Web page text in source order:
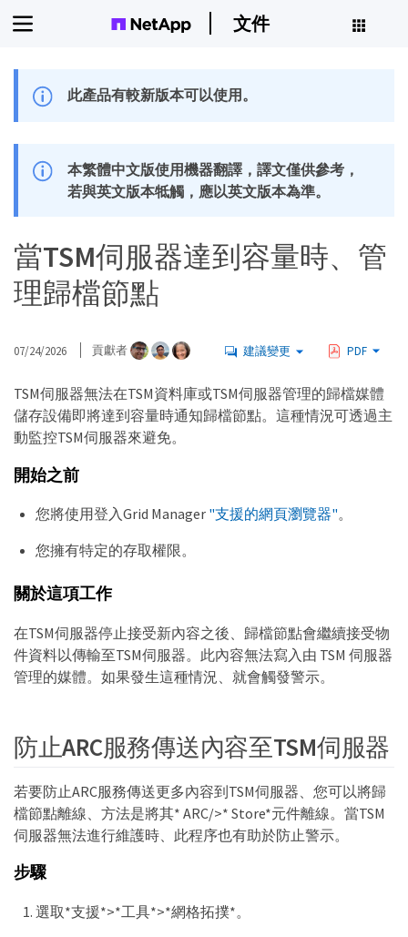
文件
此產品有較新版本可以使用。
本繁體中文版使用機器翻譯，譯文僅供參考，
若與英文版本牴觸，應以英文版本為準。
當TSM伺服器達到容量時、管
理歸檔節點
07/24/2026 貢獻者 建議變更 PDF
TSM伺服器無法在TSM資料庫或TSM伺服器管理的歸檔媒體
儲存設備即將達到容量時通知歸檔節點。這種情況可透過主
動監控TSM伺服器來避免。
開始之前
您將使用登入Grid Manager "支援的網頁瀏覽器"。
您擁有特定的存取權限。
關於這項工作
在TSM伺服器停止接受新內容之後、歸檔節點會繼續接受物
件資料以傳輸至TSM伺服器。此內容無法寫入由 TSM 伺服器
管理的媒體。如果發生這種情況、就會觸發警示。
防止ARC服務傳送內容至TSM伺服器
若要防止ARC服務傳送更多內容到TSM伺服器、您可以將歸
檔節點離線、方法是將其* ARC/>* Store*元件離線。當TSM
伺服器無法進行維護時、此程序也有助於防止警示。
步驟
選取*支援*>*工具*>*網格拓撲*。